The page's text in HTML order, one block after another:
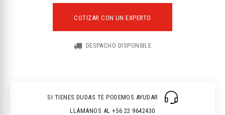
COTIZAR CON UN EXPERTO
DESPACHO DISPONIBLE
SI TIENES DUDAS TE PODEMOS AYUDAR
LLÁMANOS AL +56 22 9642430